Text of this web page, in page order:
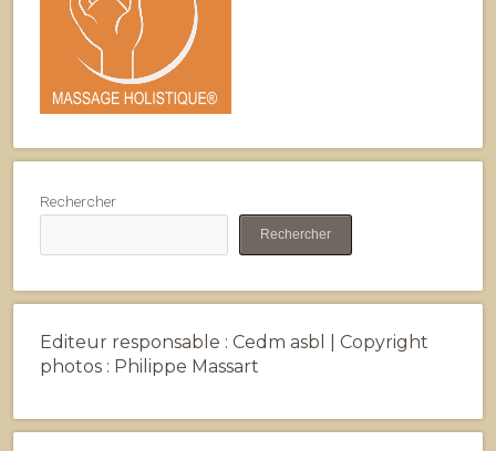
Rechercher
Rechercher
Editeur responsable : Cedm asbl | Copyright
photos : Philippe Massart